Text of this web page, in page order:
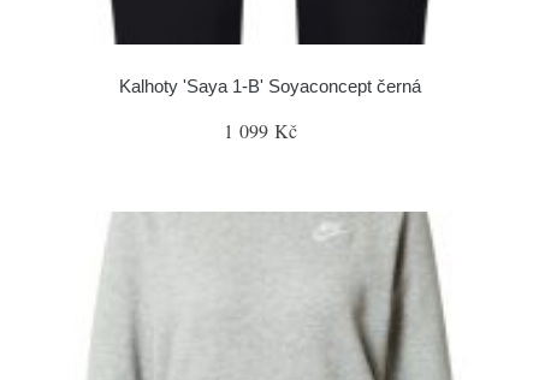
Kalhoty 'Saya 1-B' Soyaconcept černá
1 099 Kč